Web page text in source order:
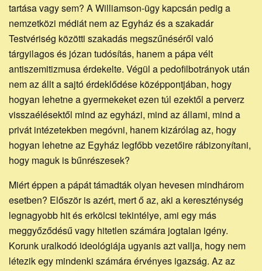
tartása vagy sem? A Williamson-ügy kapcsán pedig a
nemzetközi médiát nem az Egyház és a szakadár
Testvériség közötti szakadás megszűnéséről való
tárgyilagos és józan tudósítás, hanem a pápa vélt
antiszemitizmusa érdekelte. Végül a pedofilbotrányok után
nem az állt a sajtó érdeklődése középpontjában, hogy
hogyan lehetne a gyermekeket ezen túl ezektől a perverz
visszaélésektől mind az egyházi, mind az állami, mind a
privát intézetekben megóvni, hanem kizárólag az, hogy
hogyan lehetne az Egyház legfőbb vezetőire rábizonyítani,
hogy maguk is bűnrészesek?
Miért éppen a pápát támadták olyan hevesen mindhárom
esetben? Először is azért, mert ő az, aki a kereszténység
legnagyobb hit és erkölcsi tekintélye, ami egy más
meggyőződésű vagy hitetlen számára jogtalan igény.
Korunk uralkodó ideológiája ugyanis azt vallja, hogy nem
létezik egy mindenki számára érvényes igazság. Az az